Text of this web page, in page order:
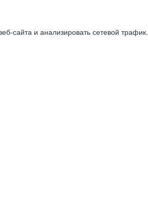
сайта и анализировать сетевой трафик.